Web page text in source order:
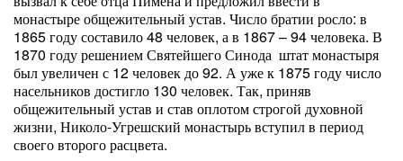
монастыре общежительный устав. Число братии росло: в
1865 году составило 48 человек, а в 1867 – 94 человека. В
1870 году решением Святейшего Синода штат монастыря
был увеличен с 12 человек до 92. А уже к 1875 году число
насельников достигло 130 человек. Так, приняв
общежительный устав и став оплотом строгой духовной
жизни, Николо-Угрешский монастырь вступил в период
своего второго расцвета.